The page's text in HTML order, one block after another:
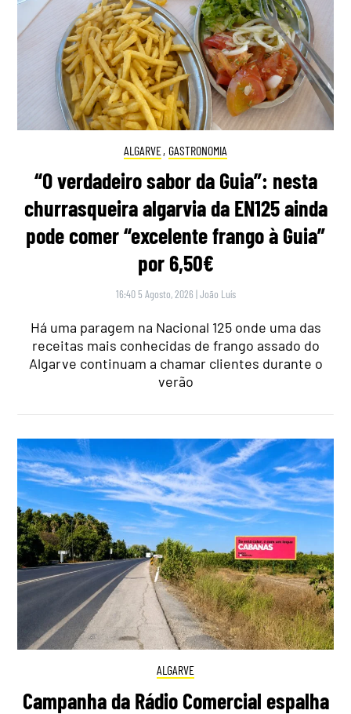
ALGARVE, GASTRONOMIA
“O verdadeiro sabor da Guia”: nesta
churrasqueira algarvia da EN125 ainda
pode comer “excelente frango à Guia”
por 6,50€
16:40 5 Agosto, 2026 |João Luís
Há uma paragem na Nacional 125 onde uma das
receitas mais conhecidas de frango assado do
Algarve continuam a chamar clientes durante o
verão
ALGARVE
Campanha da Rádio Comercial espalha